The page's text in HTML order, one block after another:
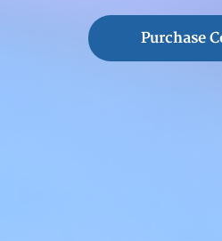
Purchase